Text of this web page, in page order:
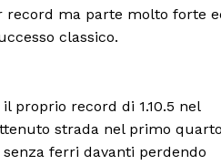
TV 70/80/90
record ma parte molto forte
classico.
proprio record di 1.10.5 nel
strada nel primo
ferri davanti perdendo